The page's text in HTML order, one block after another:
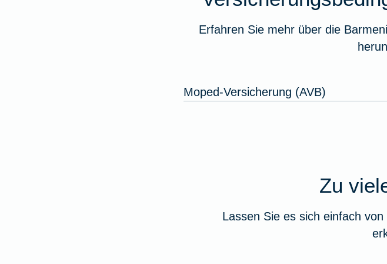
Erfahren Sie mehr über die
Moped-Versicherung (AVB)
Zu
Lassen Sie es sich einfach